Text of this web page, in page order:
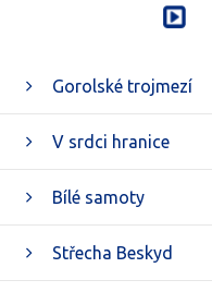
Gorolské trojmezí
V srdci hranice
Bílé samoty
Střecha Beskyd